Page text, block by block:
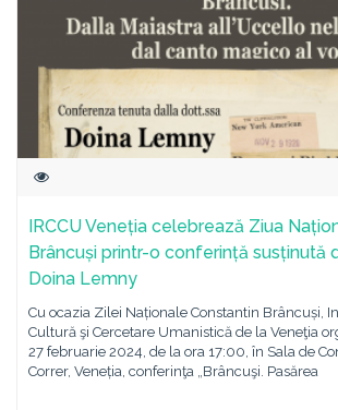
IRCCU Veneția celebrează Ziua
Brâncuși printr-o conferință susținută
Doina Lemny
Cu ocazia Zilei Naționale Constantin Brâncuși,
Cultură şi Cercetare Umanistică de la Veneţia
27 februarie 2024, de la ora 17:00, în Sala de
Correr, Veneția, conferinţa „Brâncuşi. Pasărea